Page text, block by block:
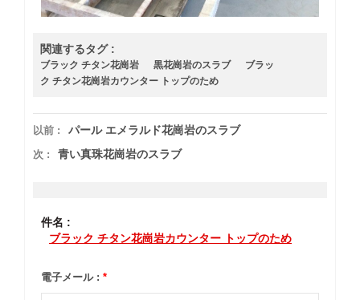
関連するタグ :
ブラック チタン花崗岩 黒花崗岩のスラブ
ブラッ
ク チタン花崗岩カウンター トップのため
以前 : パール エメラルド花崗岩のスラブ
次 : 青い真珠花崗岩のスラブ
件名 :
ブラック チタン花崗岩カウンター トップのため
電子メール : *